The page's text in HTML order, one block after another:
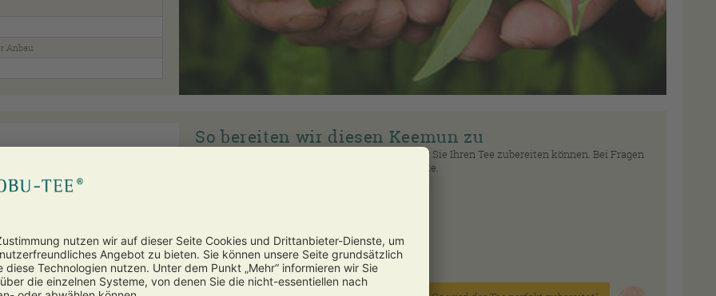
Anbau
um
Videoinhalte
akzeptieren Sie
So bereiten wir diesen Keemun zu
Im Video zeigen wir Ihnen mit welchem Zubehör Sie Ihren Tee zubereiten können. Bei Fragen
stehen wir Ihnen gerne mit unserem Rat zur Seite.
3 Minuten
kochend